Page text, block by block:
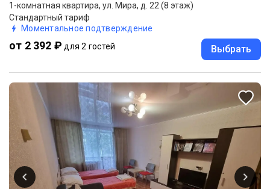
1-комнатная квартира, ул. Мира, д. 22 (8 этаж)
Стандартный тариф
Моментальное подтверждение
от 2 392 ₽ для 2 гостей Выбрать